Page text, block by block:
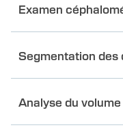
Examen
Segmentation des
Analyse du